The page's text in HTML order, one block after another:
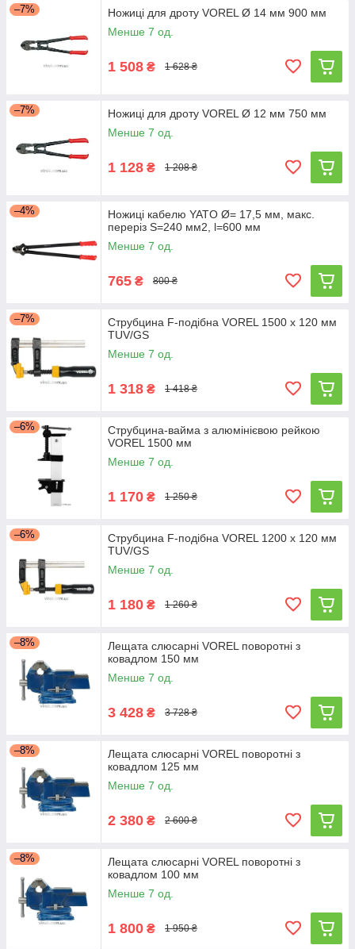
–7%
Ножиці для дроту VOREL Ø 14 мм 900 мм
Менше 7 од.
1 508 ₴ 1 628 ₴
–7%
Ножиці для дроту VOREL Ø 12 мм 750 мм
Менше 7 од.
1 128 ₴ 1 208 ₴
–4%
Ножиці кабелю YATO Ø= 17,5 мм, макс.
переріз S=240 мм2, l=600 мм
Менше 7 од.
765 ₴ 800 ₴
–7%
Струбцина F-подібна VOREL 1500 x 120 мм
TUV/GS
Менше 7 од.
1 318 ₴ 1 418 ₴
–6%
Струбцина-вайма з алюмінієвою рейкою
VOREL 1500 мм
Менше 7 од.
1 170 ₴ 1 250 ₴
–6%
Струбцина F-подібна VOREL 1200 x 120 мм
TUV/GS
Менше 7 од.
1 180 ₴ 1 260 ₴
–8%
Лещата слюсарні VOREL поворотні з
ковадлом 150 мм
Менше 7 од.
3 428 ₴ 3 728 ₴
–8%
Лещата слюсарні VOREL поворотні з
ковадлом 125 мм
Менше 7 од.
2 380 ₴ 2 600 ₴
–8%
Лещата слюсарні VOREL поворотні з
ковадлом 100 мм
Менше 7 од.
1 800 ₴ 1 950 ₴